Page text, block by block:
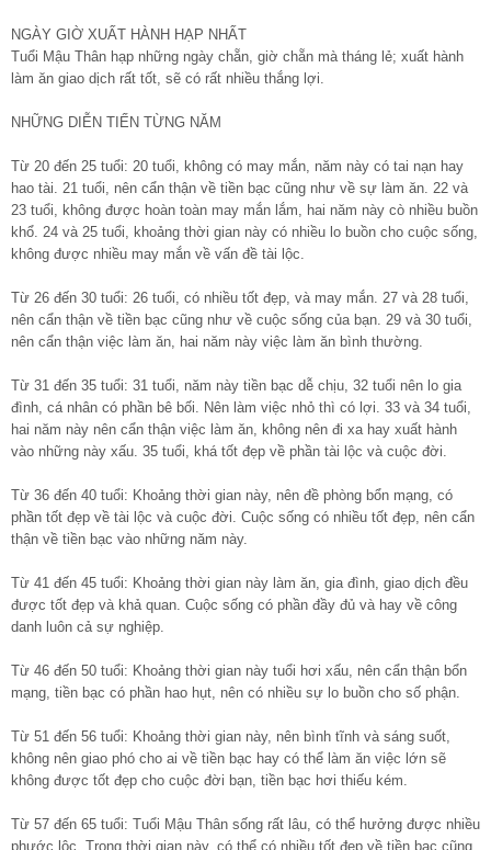
NGÀY GIỜ XUẤT HÀNH HẠP NHẤT
Tuổi Mậu Thân hạp những ngày chẵn, giờ chẵn mà tháng lẻ; xuất hành
làm ăn giao dịch rất tốt, sẽ có rất nhiều thắng lợi.
NHỮNG DIỄN TIẾN TỪNG NĂM
Từ 20 đến 25 tuổi: 20 tuổi, không có may mắn, năm này có tai nạn hay
hao tài. 21 tuổi, nên cẩn thận về tiền bạc cũng như về sự làm ăn. 22 và
23 tuổi, không được hoàn toàn may mắn lắm, hai năm này cò nhiều buồn
khổ. 24 và 25 tuổi, khoảng thời gian này có nhiều lo buồn cho cuộc sống,
không được nhiều may mắn về vấn đề tài lộc.
Từ 26 đến 30 tuổi: 26 tuổi, có nhiều tốt đẹp, và may mắn. 27 và 28 tuổi,
nên cẩn thận về tiền bạc cũng như về cuộc sống của bạn. 29 và 30 tuổi,
nên cẩn thận việc làm ăn, hai năm này việc làm ăn bình thường.
Từ 31 đến 35 tuổi: 31 tuổi, năm này tiền bạc dễ chịu, 32 tuổi nên lo gia
đình, cá nhân có phần bê bối. Nên làm việc nhỏ thì có lợi. 33 và 34 tuổi,
hai năm này nên cẩn thận việc làm ăn, không nên đi xa hay xuất hành
vào những này xấu. 35 tuổi, khá tốt đẹp về phần tài lộc và cuộc đời.
Từ 36 đến 40 tuổi: Khoảng thời gian này, nên đề phòng bổn mạng, có
phần tốt đẹp về tài lộc và cuộc đời. Cuộc sống có nhiều tốt đẹp, nên cẩn
thận về tiền bạc vào những năm này.
Từ 41 đến 45 tuổi: Khoảng thời gian này làm ăn, gia đình, giao dịch đều
được tốt đẹp và khả quan. Cuộc sống có phần đầy đủ và hay về công
danh luôn cả sự nghiệp.
Từ 46 đến 50 tuổi: Khoảng thời gian này tuổi hơi xấu, nên cẩn thận bổn
mạng, tiền bạc có phần hao hụt, nên có nhiều sự lo buồn cho số phận.
Từ 51 đến 56 tuổi: Khoảng thời gian này, nên bình tĩnh và sáng suốt,
không nên giao phó cho ai về tiền bạc hay có thể làm ăn việc lớn sẽ
không được tốt đẹp cho cuộc đời bạn, tiền bạc hơi thiếu kém.
Từ 57 đến 65 tuổi: Tuổi Mậu Thân sống rất lâu, có thể hưởng được nhiều
phước lộc. Trong thời gian này, có thể có nhiều tốt đẹp về tiền bạc cũng